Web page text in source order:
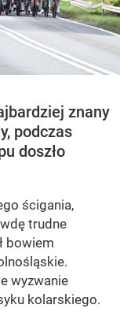
znany
podczas
doszło
ścigania,
trudne
bowiem
wyzwanie
kolarskiego.